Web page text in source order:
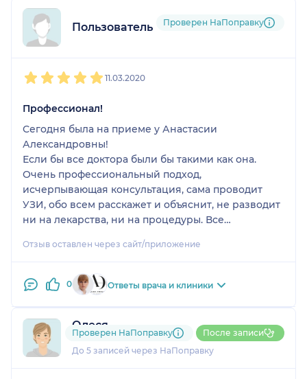
Пользователь НаПоправку
Проверен НаПоправку
11.03.2020
Профессионал!
Сегодня была на приеме у Анастасии
Александровны!
Если бы все доктора были бы такими как она.
Очень профессиональный подход,
исчерпывающая консультация, сама проводит
УЗИ, обо всем расскажет и объяснит, не разводит
ни на лекарства, ни на процедуры. Все
основании отзывов обратилась именно к
Спасибо вам, доктор, большое за
профессионализм, внимательный подход к
рекомендации.
Отзыв оставлен через сайт/приложение
0 Ответы врача и клиники
Олеся
1 отзыв
До 5 записей через НаПоправку
Проверен НаПоправку После записи